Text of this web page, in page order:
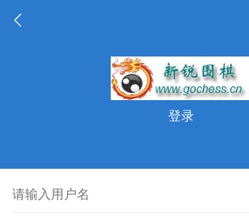
登录